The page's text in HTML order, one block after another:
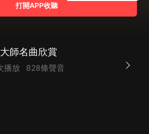
打開APP收聽
師名曲欣賞
播放 828條聲音